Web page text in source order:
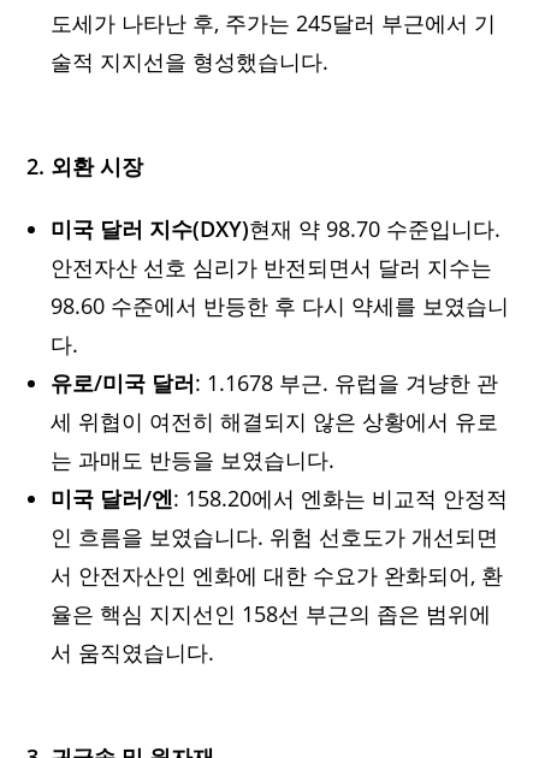
도세가 나타난 후, 주가는 245달러 부근에서 기
술적 지지선을 형성했습니다.
2. 외환 시장
미국 달러 지수(DXY)현재 약 98.70 수준입니다.
안전자산 선호 심리가 반전되면서 달러 지수는
98.60 수준에서 반등한 후 다시 약세를 보였습니
다.
유로/미국 달러: 1.1678 부근. 유럽을 겨냥한 관
세 위협이 여전히 해결되지 않은 상황에서 유로
는 과매도 반등을 보였습니다.
미국 달러/엔: 158.20에서 엔화는 비교적 안정적
인 흐름을 보였습니다. 위험 선호도가 개선되면
서 안전자산인 엔화에 대한 수요가 완화되어, 환
율은 핵심 지지선인 158선 부근의 좁은 범위에
서 움직였습니다.